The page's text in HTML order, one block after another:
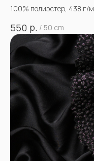
100% полиэстер, 438 г/м
550 р. / 50 cm